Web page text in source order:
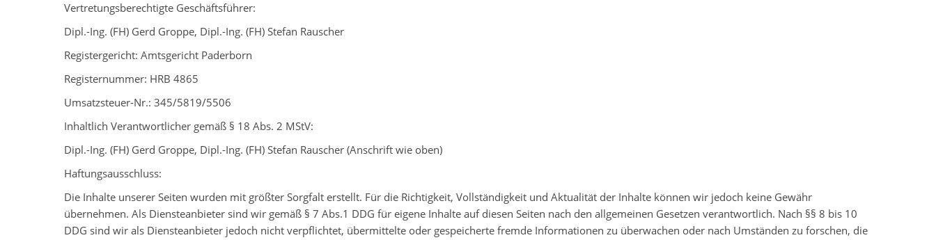
Vertretungsberechtigte Geschäftsführer:
Dipl.-Ing. (FH) Gerd Groppe, Dipl.-Ing. (FH) Stefan Rauscher
Registergericht: Amtsgericht Paderborn
Registernummer: HRB 4865
Umsatzsteuer-Nr.: 345/5819/5506
Inhaltlich Verantwortlicher gemäß § 18 Abs. 2 MStV:
Dipl.-Ing. (FH) Gerd Groppe, Dipl.-Ing. (FH) Stefan Rauscher (Anschrift wie oben)
Haftungsausschluss:
Die Inhalte unserer Seiten wurden mit größter Sorgfalt erstellt. Für die Richtigkeit, Vollständigkeit und Aktualität der Inhalte können wir jedoch keine Gewähr
übernehmen. Als Diensteanbieter sind wir gemäß § 7 Abs.1 DDG für eigene Inhalte auf diesen Seiten nach den allgemeinen Gesetzen verantwortlich. Nach §§ 8 bis 10
DDG sind wir als Diensteanbieter jedoch nicht verpflichtet, übermittelte oder gespeicherte fremde Informationen zu überwachen oder nach Umständen zu forschen, die